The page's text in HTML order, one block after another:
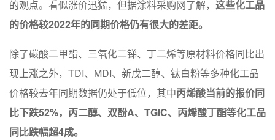
的观点。看似涨价迅猛，但据涂料采购网了解， 这些化工品
的价格较2022年的同期价格仍有很大的差距。
除了碳酸二甲酯、三氧化二锑、丁二烯等原材料价格同比出
现上涨之外，TDI、MDI、新戊二醇、钛白粉等多种化工品
价格较去年同期数据仍处于低位，其中丙烯酸当前的报价同
比下跌52%，丙二醇、双酚A、TGIC、丙烯酸丁酯等化工品
同比跌幅超4成。